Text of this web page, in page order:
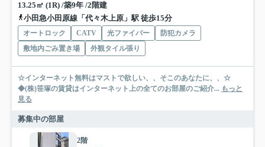
13.25㎡ (1R) /築9年 /2階建
小田急小田原線「代々木上原」駅 徒歩15分
オートロック CATV 光ファイバー
防犯カメラ
敷地内ごみ置き場
外観タイル張り
☆インターネット無料はマストで欲しい、、そこのあなたに、、☆
◆(株)笹塚の賃貸はインターネット上の全てのお部屋のご紹介... もっと
見る
募集中の部屋
2階